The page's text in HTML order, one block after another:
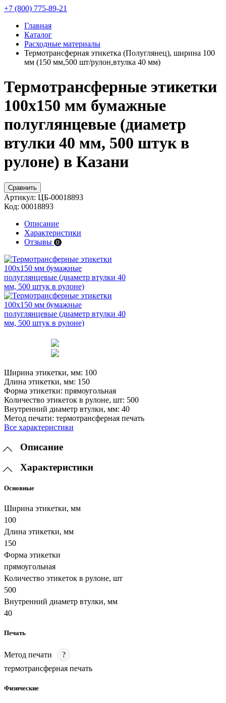
+7 (800) 775-89-21
Главная
Каталог
Расходные материалы
Термотрансферная этикетка (Полуглянец), ширина 100
мм (150 мм,500 шт/рулон,втулка 40 мм)
Термотрансферные этикетки
100х150 мм бумажные
полуглянцевые (диаметр
втулки 40 мм, 500 штук в
рулоне) в Казани
Сравнить
Артикул: ЦБ-00018893
Код: 00018893
Описание
Характеристики
Отзывы 0
Ширина этикетки, мм: 100
Длина этикетки, мм: 150
Форма этикетки: прямоугольная
Количество этикеток в рулоне, шт: 500
Внутренний диаметр втулки, мм: 40
Метод печати: термотрансферная печать
Все характеристики
Описание
Характеристики
Основные
Ширина этикетки, мм
100
Длина этикетки, мм
150
Форма этикетки
прямоугольная
Количество этикеток в рулоне, шт
500
Внутренний диаметр втулки, мм
40
Печать
Метод печати
?
термотрансферная печать
Физические